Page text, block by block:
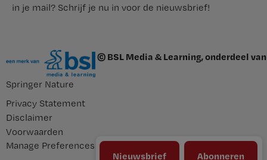
Nieuwsbrief Abonneren
in je mail? Schrijf je nu in voor de nieuwsbrief!
© BSL Media & Learning, onderdeel van
Springer Nature
Privacy Statement
Disclaimer
Voorwaarden
Manage Preferences